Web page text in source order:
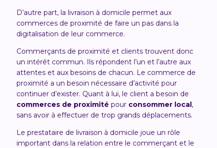
D’autre part, la livraison à domicile permet aux
commerces de proximité de faire un pas dans la
digitalisation de leur commerce.
Commerçants de proximité et clients trouvent donc
un intérêt commun. Ils répondent l’un et l’autre aux
attentes et aux besoins de chacun. Le commerce de
proximité a un besoin nécessaire d’activité pour
continuer d’exister. Quant à lui, le client a besoin de
commerces de proximité pour consommer local,
sans avoir à effectuer de trop grands déplacements.
Le prestataire de livraison à domicile joue un rôle
important dans la relation entre le commerçant et le